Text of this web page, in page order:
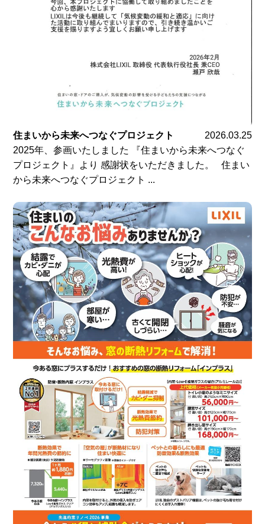
住まいから未来へつなぐプロジェクト
2026.03.25
2025年、参画いたしました 『住まいから未来へつなぐ
プロジェクト』より 感謝状をいただきました。 住まい
から未来へつなぐプロジェクト ...